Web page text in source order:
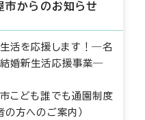
市からのお知らせ
活を応援します！―名
婚新生活応援事業―
こども誰でも通園制度
の方へのご案内）